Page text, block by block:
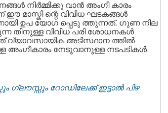
നിർമ്മിക്കു വാൻ അംഗീ കാരം
ഈ മാസ്കി ന്റെ വിവിധ ഘടകങ്ങൾ
ഉപ യോഗ പ്പെടു ത്തുന്നത്. ഗുണ നില
തിനുള്ള വിവിധ പരി ശോധനകൾ
വ്യാവസായിക അടിസ്ഥാന ത്തിൽ
അംഗീകാരം നേടുവാനുള്ള നടപടികള്‍
ഗ്ലൗസ്സും റോഡിലേക്ക് ഇട്ടാല്‍ പിഴ